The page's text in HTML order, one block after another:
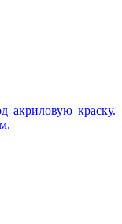
акриловую краску.